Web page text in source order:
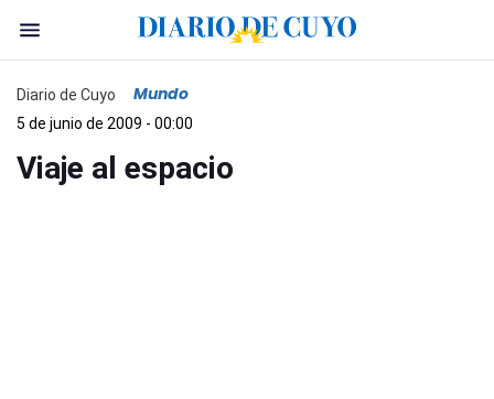
Diario de Cuyo Mundo
5 de junio de 2009 - 00:00
Viaje al espacio